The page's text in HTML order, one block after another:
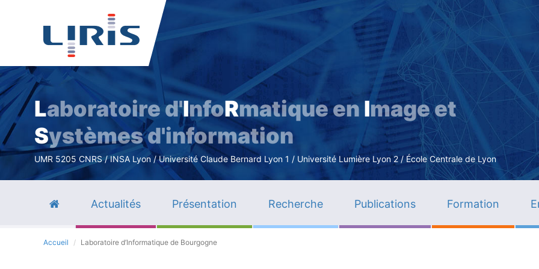
Aller
contenu
principal
Laboratoire d'InfoRmatique en Image et
Systèmes d'information
UMR 5205 CNRS / INSA Lyon / Université Claude Bernard Lyon 1 / Université Lumière Lyon 2 / École Centrale de Lyon
Actualités Présentation Recherche Publications Formation
Accueil Laboratoire d’Informatique de Bourgogne